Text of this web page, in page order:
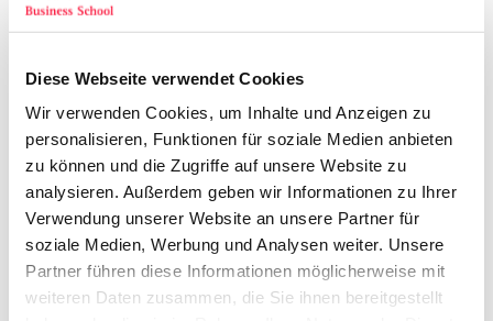
Diese Webseite verwendet Cookies
Wir verwenden Cookies, um Inhalte und Anzeigen zu
personalisieren, Funktionen für soziale Medien anbieten
zu können und die Zugriffe auf unsere Website zu
analysieren. Außerdem geben wir Informationen zu Ihrer
Verwendung unserer Website an unsere Partner für
soziale Medien, Werbung und Analysen weiter. Unsere
Partner führen diese Informationen möglicherweise mit
weiteren Daten zusammen, die Sie ihnen bereitgestellt
Unternehmer denken vernetzt und ganzheitlich. Sie
Zukunft abzuwürgen. Sie wollen das Tagesgeschäft
optimieren, ohne die strategisch wichtigen Aufgaben zu
vernachlässigen. Sie bauen Nachwuchskräfte auf,
begeistern für Visionen und Ziele, und kümmern sich um
Kultur, Strukturen und Prozesse.
Sozial- und Umwelt-Denken
Wirkliche Unternehmer nehmen ihre soziale
Verantwortung ernst. Sie sehen das Geschäft nicht als
eine Geldvermehrungs- Maschine und setzen